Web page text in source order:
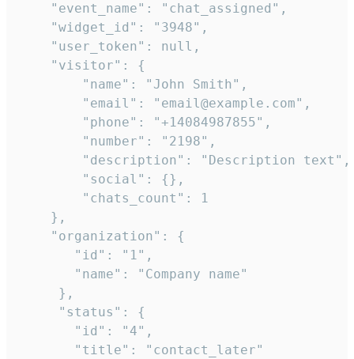
    "event_name": "chat_assigned",
    "widget_id": "3948",
    "user_token": null,
    "visitor": {
        "name": "John Smith",
        "email": "email@example.com",
        "phone": "+14084987855",
        "number": "2198",
        "description": "Description text",
        "social": {},
        "chats_count": 1
    },
    "organization": {
       "id": "1",
       "name": "Company name"
     },
     "status": {
       "id": "4",
       "title": "contact_later"